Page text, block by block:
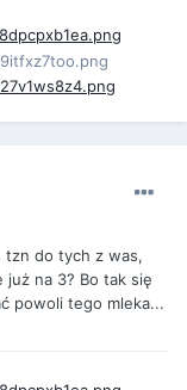
tzn do tych z was,
na 3? Bo tak się
powoli tego mleka...